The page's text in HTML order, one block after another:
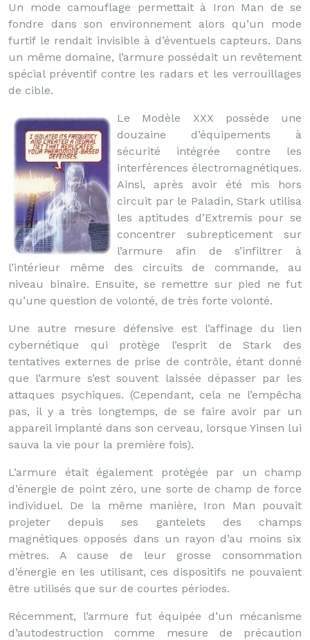
Un mode camouflage permettait à Iron Man de se
fondre dans son environnement alors qu’un mode
furtif le rendait invisible à d’éventuels capteurs. Dans
un même domaine, l’armure possédait un revêtement
spécial préventif contre les radars et les verrouillages
de cible.
Le Modèle XXX possède une
douzaine d’équipements à
sécurité intégrée contre les
interférences électromagnétiques.
Ainsi, après avoir été mis hors
circuit par le Paladin, Stark utilisa
les aptitudes d’Extremis pour se
concentrer subrepticement sur
l’armure afin de s’infiltrer à
l’intérieur même des circuits de commande, au
niveau binaire. Ensuite, se remettre sur pied ne fut
qu’une question de volonté, de très forte volonté.
Une autre mesure défensive est l’affinage du lien
cybernétique qui protège l’esprit de Stark des
tentatives externes de prise de contrôle, étant donné
que l’armure s’est souvent laissée dépasser par les
attaques psychiques. (Cependant, cela ne l’empêcha
pas, il y a très longtemps, de se faire avoir par un
appareil implanté dans son cerveau, lorsque Yinsen lui
sauva la vie pour la première fois).
L’armure était également protégée par un champ
d’énergie de point zéro, une sorte de champ de force
individuel. De la même manière, Iron Man pouvait
projeter depuis ses gantelets des champs
magnétiques opposés dans un rayon d’au moins six
mètres. A cause de leur grosse consommation
d’énergie en les utilisant, ces dispositifs ne pouvaient
être utilisés que sur de courtes périodes.
Récemment, l’armure fut équipée d’un mécanisme
d’autodestruction comme mesure de précaution